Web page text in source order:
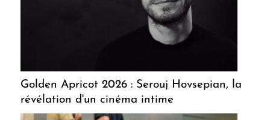
Golden Apricot 2026 : Serouj Hovsepian, la
révélation d'un cinéma intime